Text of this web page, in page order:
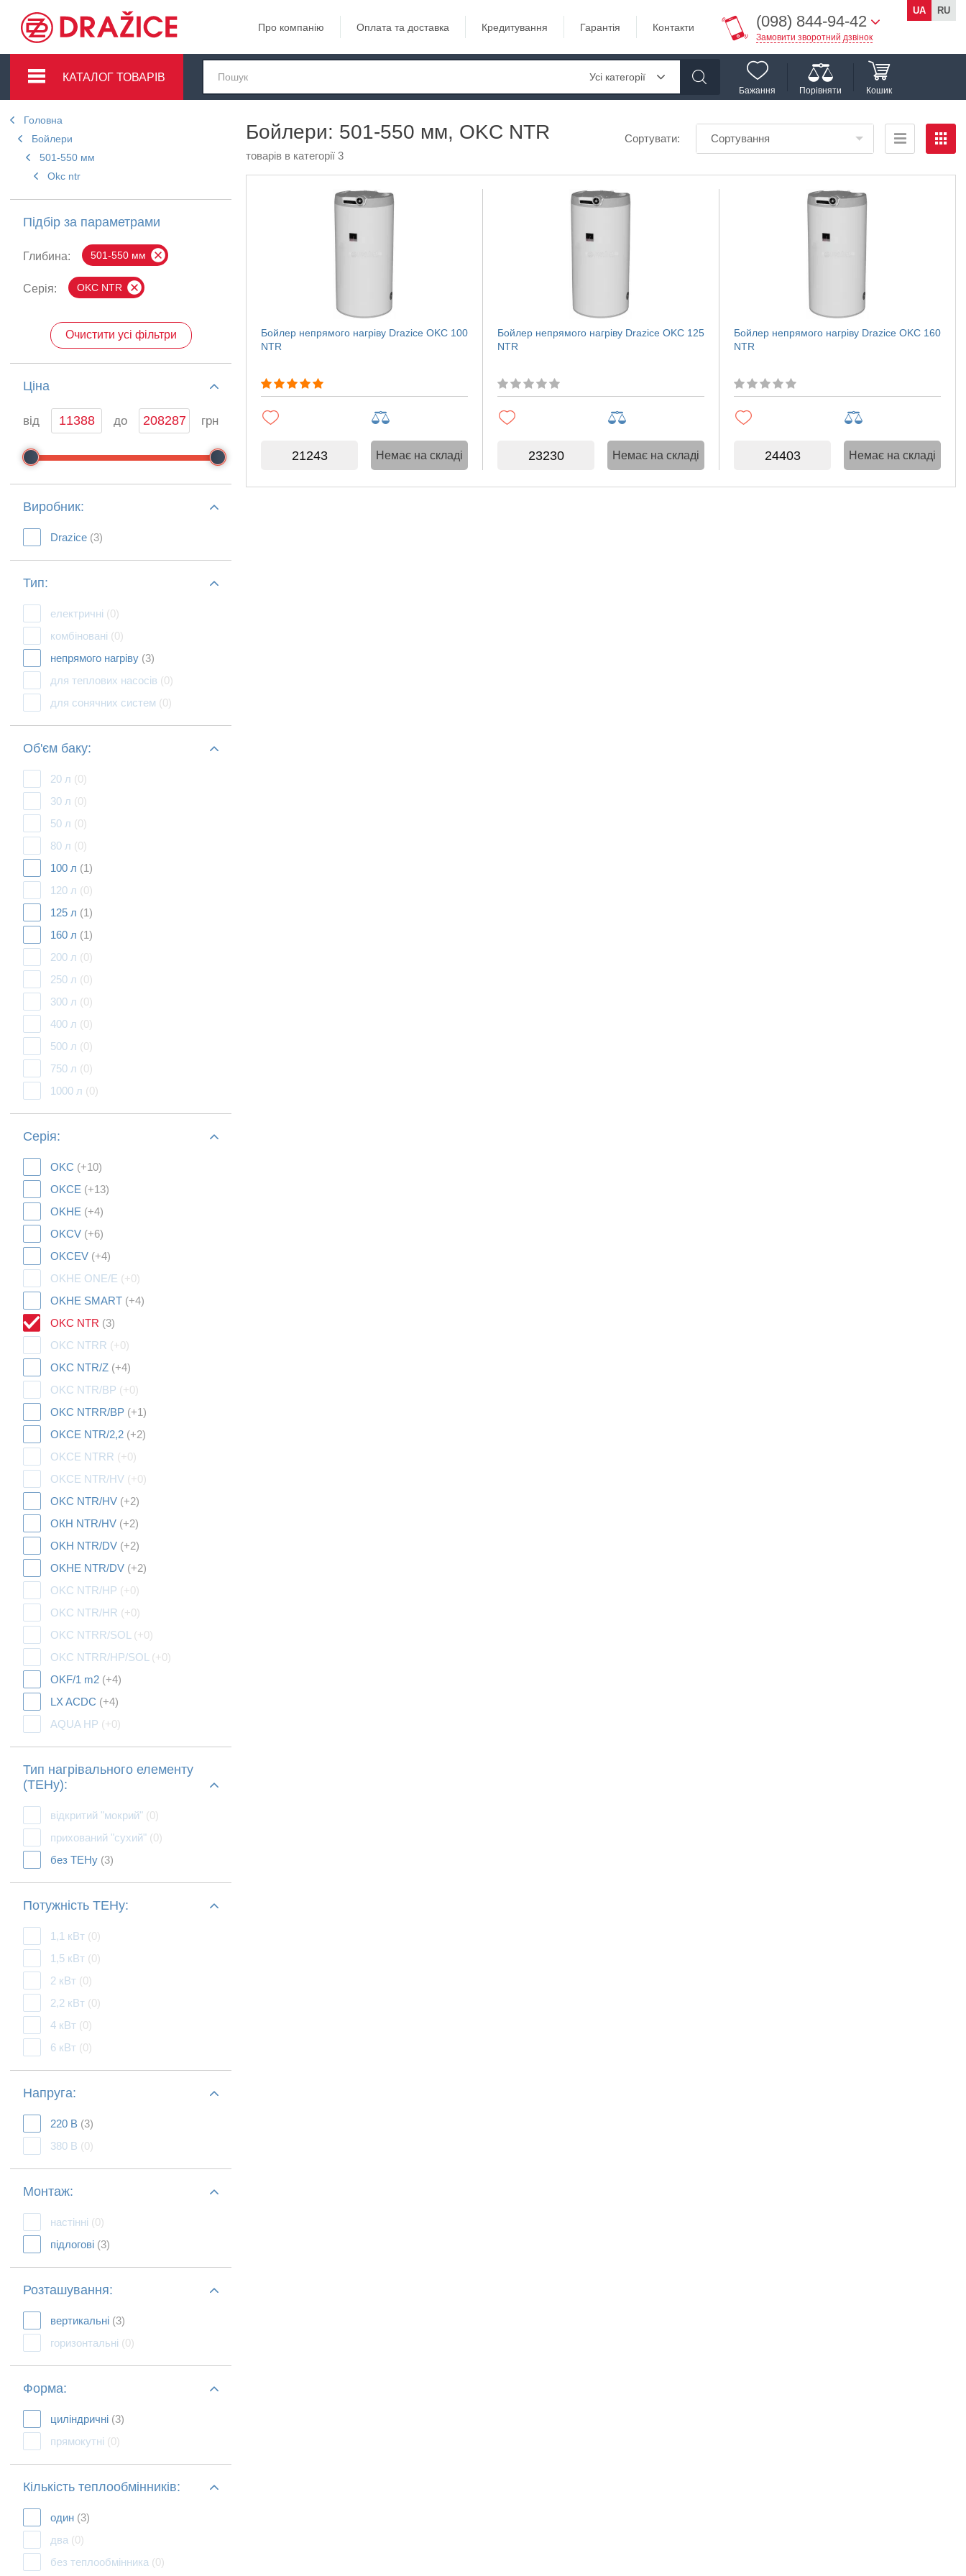
Про компанію Оплата та доставка Кредитування Гарантія Контакти (098) 844-94-42
Замовити зворотний дзвінок
UA RU
КАТАЛОГ ТОВАРІВ Усі категорії
Бажання Порівняти Кошик
Головна
Бойлери
501-550 мм
Okc ntr
Підбір за параметрами
Глибина: 501-550 мм
Серія: OKC NTR
Очистити усі фільтри
Ціна
від до грн
Виробник:
Drazice (3)
Тип:
електричні (0)
комбіновані (0)
непрямого нагріву (3)
для теплових насосів (0)
для сонячних систем (0)
Об'єм баку:
20 л (0)
30 л (0)
50 л (0)
80 л (0)
100 л (1)
120 л (0)
125 л (1)
160 л (1)
200 л (0)
250 л (0)
300 л (0)
400 л (0)
500 л (0)
750 л (0)
1000 л (0)
Серія:
OKC (+10)
OKCE (+13)
OKHE (+4)
OKCV (+6)
OKCEV (+4)
OKHE ONE/E (+0)
OKHE SMART (+4)
OKC NTR (3)
OKC NTRR (+0)
OKC NTR/Z (+4)
OKC NTR/BP (+0)
OKC NTRR/BP (+1)
OKCE NTR/2,2 (+2)
OKCE NTRR (+0)
OKCE NTR/HV (+0)
OKC NTR/HV (+2)
ОКН NTR/HV (+2)
OKH NTR/DV (+2)
OKHE NTR/DV (+2)
OKC NTR/HP (+0)
OKC NTR/HR (+0)
OKC NTRR/SOL (+0)
OKC NTRR/HP/SOL (+0)
OKF/1 m2 (+4)
LX ACDC (+4)
AQUA HP (+0)
Тип нагрівального елементу
(ТЕНу):
відкритий "мокрий" (0)
прихований "сухий" (0)
без ТЕНу (3)
Потужність ТЕНу:
1,1 кВт (0)
1,5 кВт (0)
2 кВт (0)
2,2 кВт (0)
4 кВт (0)
6 кВт (0)
Напруга:
220 В (3)
380 В (0)
Монтаж:
настінні (0)
підлогові (3)
Розташування:
вертикальні (3)
горизонтальні (0)
Форма:
циліндричні (3)
прямокутні (0)
Кількість теплообмінників:
один (3)
два (0)
без теплообмінника (0)
Бойлери: 501-550 мм, OKC NTR
товарів в категорії 3
Сортувати: Сортування
Бойлер непрямого нагріву Drazice OKC 100
NTR
21243 Немає на складі
Бойлер непрямого нагріву Drazice OKC 125
NTR
23230 Немає на складі
Бойлер непрямого нагріву Drazice OKC 160
NTR
24403 Немає на складі